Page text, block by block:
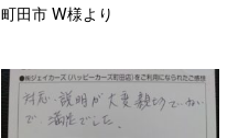
町田市 W様より